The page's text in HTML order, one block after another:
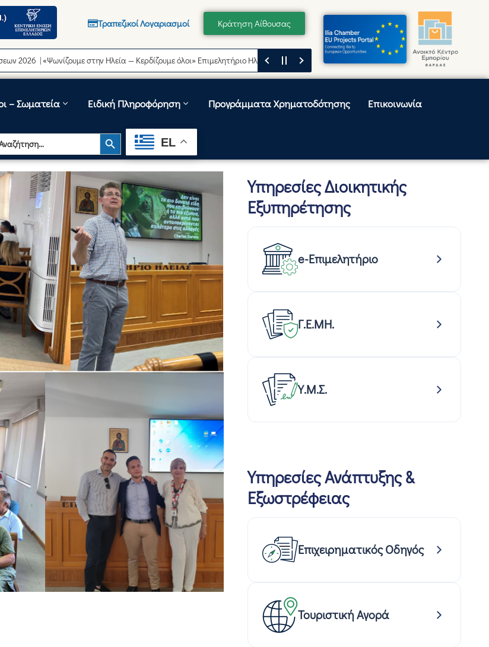
Τραπεζικοί Λογαριασμοί Κράτηση Αίθουσας
στην Ηλεία — Κερδίζουμε όλοι» Επιμελητήριο Ηλείας Μήνυμα του Προέδρου του Επιμελητηρίου Ηλείας,
– Σωματεία Ειδική Πληροφόρηση Προγράμματα Χρηματοδότησης Επικοινωνία
Search Button
EL
Υπηρεσίες Διοικητικής
Εξυπηρέτησης
e-Επιμελητήριο
Γ.Ε.ΜΗ.
Υ.Μ.Σ.
Υπηρεσίες Ανάπτυξης &
Εξωστρέφειας
Επιχειρηματικός Οδηγός
Τουριστική Αγορά